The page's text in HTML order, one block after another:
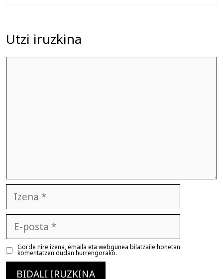
Utzi iruzkina
posta
Gorde nire izena, emaila eta webgunea bilatzaile honetan
komentatzen dudan hurrengorako.